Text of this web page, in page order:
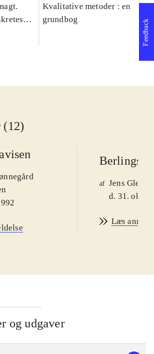
Kvalitative metoder : en
grundbog
(12)
af Jens
d. 31. okt.
Læs
og udgaver
Feedback